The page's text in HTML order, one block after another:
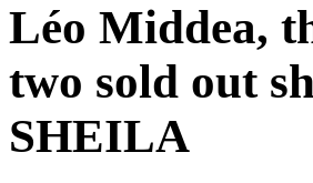
Léo Middea,
two sold out
SHEILA